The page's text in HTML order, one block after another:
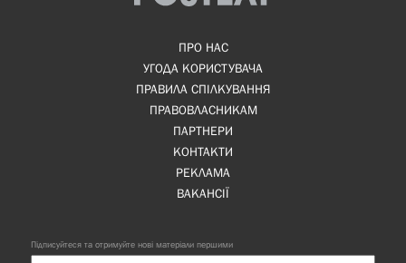
ПРО НАС
УГОДА КОРИСТУВАЧА
ПРАВИЛА СПІЛКУВАННЯ
ПРАВОВЛАСНИКАМ
ПАРТНЕРИ
КОНТАКТИ
РЕКЛАМА
ВАКАНСІЇ
Підписуйтеся та отримуйте нові матеріали першими